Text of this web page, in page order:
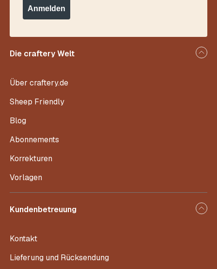
Die craftery Welt
Über craftery.de
Sheep Friendly
Blog
Abonnements
Korrekturen
Vorlagen
Kundenbetreuung
Kontakt
Lieferung und Rücksendung
Anmelden